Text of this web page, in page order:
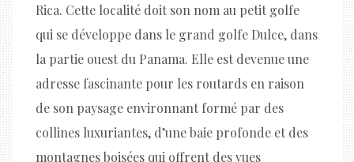
Rica. Cette localité doit son nom au petit golfe
qui se développe dans le grand golfe Dulce, dans
la partie ouest du Panama. Elle est devenue une
adresse fascinante pour les routards en raison
de son paysage environnant formé par des
collines luxuriantes, d’une baie profonde et des
montagnes boisées qui offrent des vues